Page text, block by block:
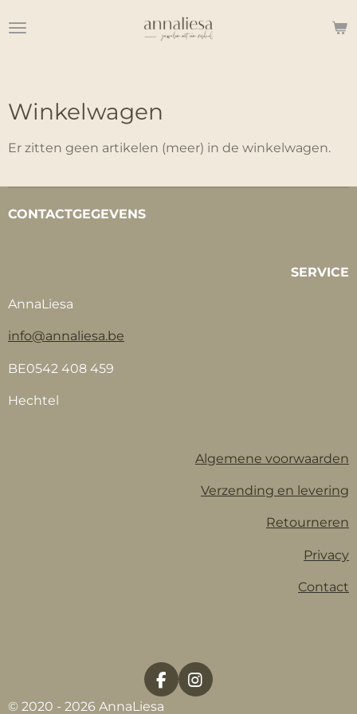
direct
Winkelwagen
Er zitten geen artikelen (meer) in de winkelwagen.
CONTACTGEGEVENS
SERVICE
AnnaLiesa
info@annaliesa.be
BE0542 408 459
Hechtel
Algemene voorwaarden
Verzending en levering
Retourneren
Privacy
Contact
F
a
I
n
© 2020 - 2026 AnnaLiesa